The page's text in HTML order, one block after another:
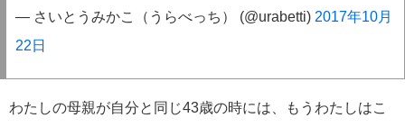
— さいとうみかこ（うらべっち） (@urabetti) 2017年10月
22日
わたしの母親が自分と同じ43歳の時には、もうわたしはこ